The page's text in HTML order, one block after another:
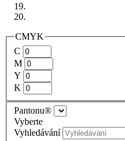
CMYK
C
M
Y
K
Pantonu®
Vyberte
Vyhledávání